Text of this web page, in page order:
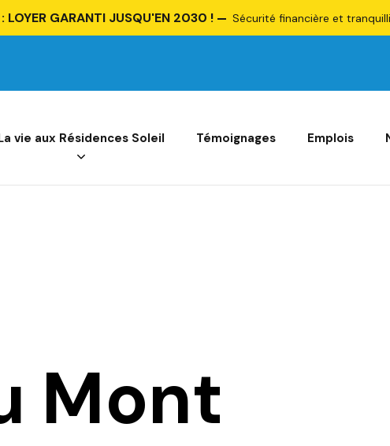
LOYER GARANTI JUSQU'EN 2030 ! Sécurité financière et
vie aux Résidences Soleil Témoignages Emplois
Mont